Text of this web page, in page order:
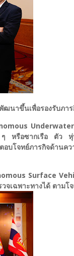
นาขึ้นเพื่อรองรับภาร
หรือซากเรือ ตัว หุ่
โจทย์ภารกิจด้านค
Surface
จเฉพาะทางได้ ตามโ